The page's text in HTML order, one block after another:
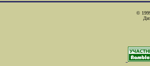
©